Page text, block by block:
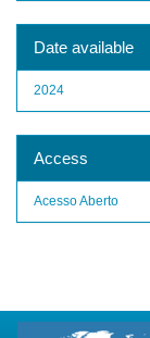
Date available
2024
Access
Acesso Aberto